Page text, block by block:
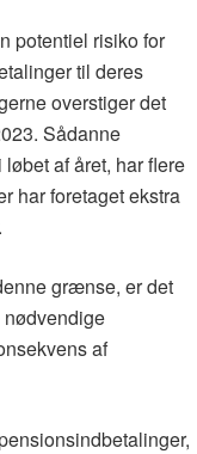
potentiel risiko for
til deres
overstiger det
Sådanne
af året, har flere
har foretaget ekstra
grænse, er det
nødvendige
af